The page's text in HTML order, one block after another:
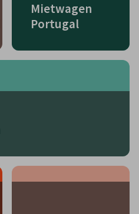
Mietwagen
Portugal